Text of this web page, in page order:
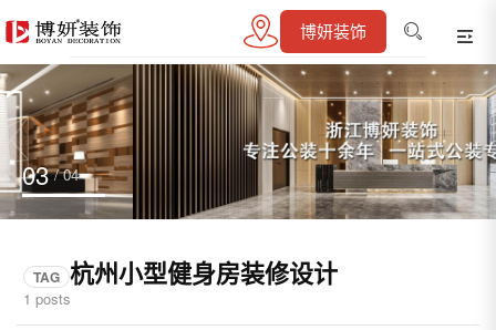
博妍装饰
03 / 04
TAG 杭州小型健身房装修设计
1 posts